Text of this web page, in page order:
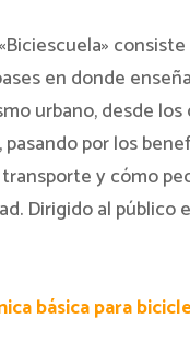
en donde
urbano, desde
por los
y cómo
Dirigido al público
básica para